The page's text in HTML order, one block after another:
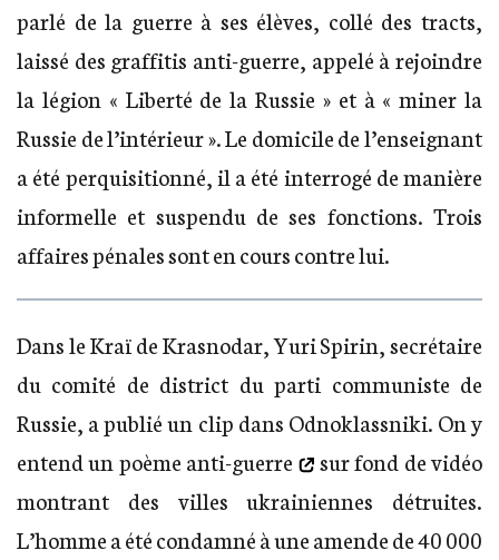
parlé de la guerre à ses élèves, collé des tracts,
laissé des graffitis anti-guerre, appelé à rejoindre
la légion « Liberté de la Russie » et à « miner la
Russie de l’intérieur ». Le domicile de l’enseignant
a été perquisitionné, il a été interrogé de manière
informelle et suspendu de ses fonctions. Trois
affaires pénales sont en cours contre lui.
Dans le Kraï de Krasnodar, Yuri Spirin, secrétaire
du comité de district du parti communiste de
Russie, a publié un clip dans Odnoklassniki. On y
entendun poème anti-guerre
sur fond de vidéo
montrant des villes ukrainiennes détruites.
L’homme a été condamné à une amende de 40 000